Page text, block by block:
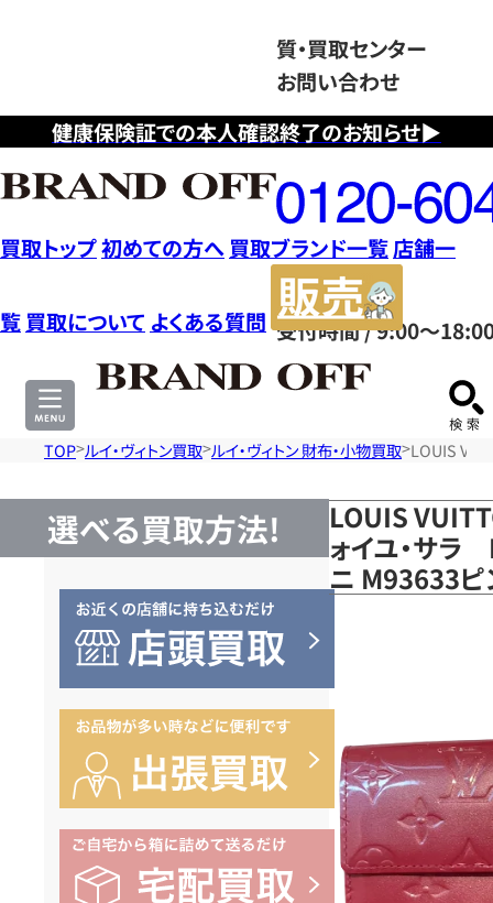
健康保険証での本人確認終了のお知らせ▶
質・買取センター
お問い合わせ
フ
リ
ー
ダ
イ
ヤ
ル
0120604117
受付時間 / 9:00～
買取トップ初めての方へ 買取ブランド一覧店舗一
覧 買取について よくある質問
サ
TOP ルイ・ヴィトン買取 ルイ・ヴィトン 財布・小物買取 LOUIS
選べる買取方法!
LOUIS
ォイユ・サラ
ニ M93633